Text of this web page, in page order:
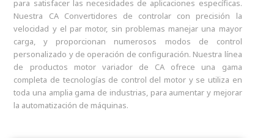
para satisfacer las necesidades de aplicaciones específicas.
Nuestra CA Convertidores de controlar con precisión la
velocidad y el par motor, sin problemas manejar una mayor
carga, y proporcionan numerosos modos de control
personalizado y de operación de configuración. Nuestra línea
de productos motor variador de CA ofrece una gama
completa de tecnologías de control del motor y se utiliza en
toda una amplia gama de industrias, para aumentar y mejorar
la automatización de máquinas.